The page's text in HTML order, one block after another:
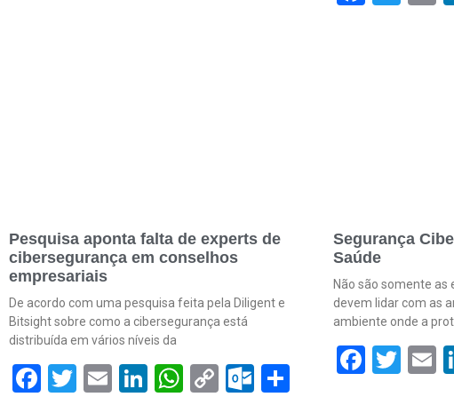
Pesquisa aponta falta de experts de
cibersegurança em conselhos
empresariais
De acordo com uma pesquisa feita pela Diligent e
Bitsight sobre como a cibersegurança está
distribuída em vários níveis da
Facebook
Twitter
EmailLinkedIn
WhatsApp
CopyOutlook.com
Share
Segurança
Saúde
Não são somente as
devem lidar com as
ambiente onde a